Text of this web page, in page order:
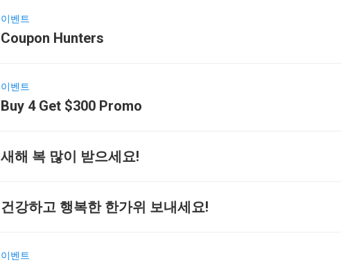
이벤트
Coupon Hunters
이벤트
Buy 4 Get $300 Promo
새해 복 많이 받으세요!
건강하고 행복한 한가위 보내세요!
이벤트